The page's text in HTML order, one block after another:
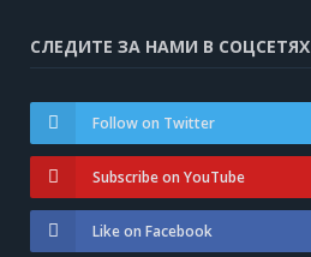
СЛЕДИТЕ ЗА НАМИ В СОЦСЕТЯХ
Follow on Twitter
Subscribe on YouTube
Like on Facebook